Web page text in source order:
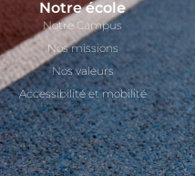
Notre école
Notre Campus
Nos missions
Nos valeurs
Accessibilité et mobilité